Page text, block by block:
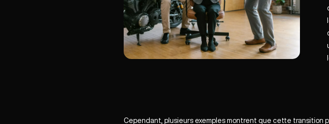
Cependant, plusieurs exemples montrent que cette